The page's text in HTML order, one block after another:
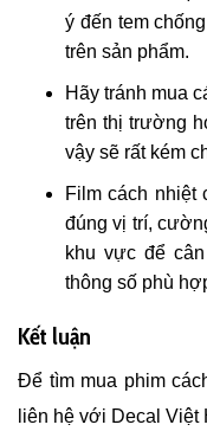
ý đến tem
trên sản phẩm.
Hãy tránh mua
trên thị trường
vậy sẽ rất kém
Film cách nhiệt
đúng vị trí,
khu vực để
thông số phù
Kết luận
Để tìm mua phim
liên hệ với Decal Việt